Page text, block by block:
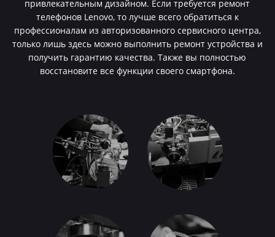
привлекательным дизайном. Если требуется ремонт
телефонов Lenovo, то лучше всего обратиться к
профессионалам из авторизованного сервисного центра,
только лишь здесь можно выполнить ремонт устройства и
получить гарантию качества. Также вы полностью
восстановите все функции своего смартфона.